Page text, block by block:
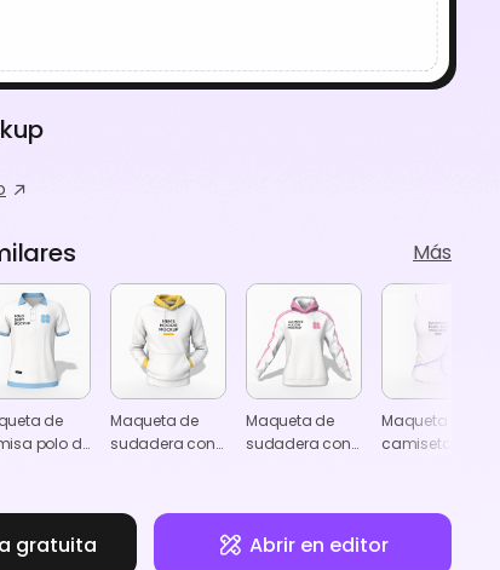
Más
de
polo de
Maqueta de
sudadera con
Maqueta de
sudadera con
Maqueta de
camiseta sin
gratuita Abrir en editor